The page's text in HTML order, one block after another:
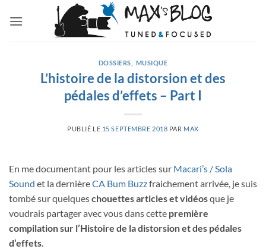
DOSSIERS MUSIQUE
L’histoire de la distorsion et des
pédales d’effets – Part I
PUBLIÉ LE 15 SEPTEMBRE 2018 PAR MAX
En me documentant pour les articles sur Macari’s / Sola
Sound et la dernièreCA Bum Buzzfraichement arrivée, je suis
tombé sur quelqueschouettes articles et vidéosque je
voudrais partager avec vous dans cette première
compilation sur l’Histoire de la distorsion et des pédales
d’effets